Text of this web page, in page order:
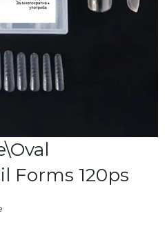
Forms 120ps